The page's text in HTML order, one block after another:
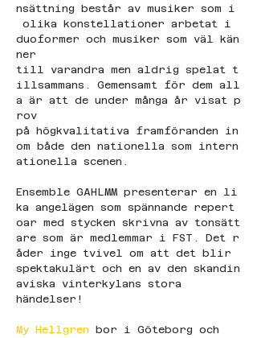
nsättning består av musiker som i
olika konstellationer arbetat i
duoformer och musiker som väl kän
ner
till varandra men aldrig spelat t
illsammans. Gemensamt för dem all
a är att de under många år visat p
rov
på högkvalitativa framföranden in
om både den nationella som intern
ationella scenen.
Ensemble GAHLMM presenterar en li
ka angelägen som spännande repert
oar med stycken skrivna av tonsätt
are som är medlemmar i FST. Det r
åder inge tvivel om att det blir
spektakulärt och en av den skandin
aviska vinterkylans stora
händelser!
My Hellgren bor i Göteborg och